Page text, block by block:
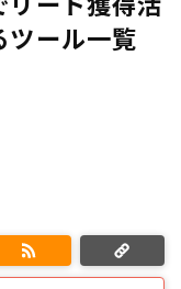
ツール一覧